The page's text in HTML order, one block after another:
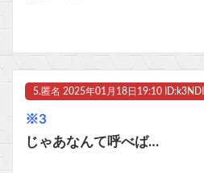
5. 匿名 2025年01月18日19:10
※3
じゃあなんて呼べば…